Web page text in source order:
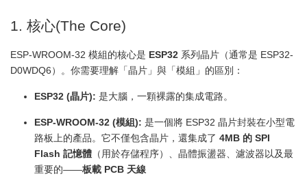
1. 核心(The Core)
ESP-WROOM-32 模組的核心是 ESP32 系列晶片（通常是 ESP32-
D0WDQ6）。你需要理解「晶片」與「模組」的區別：
ESP32 (晶片): 是大腦，一顆裸露的集成電路。
ESP-WROOM-32 (模組): 是一個將 ESP32 晶片封裝在小型電
路板上的產品。它不僅包含晶片，還集成了 4MB 的 SPI
Flash 記憶體 （用於存儲程序）、晶體振盪器、濾波器以及最
重要的——板載 PCB 天線